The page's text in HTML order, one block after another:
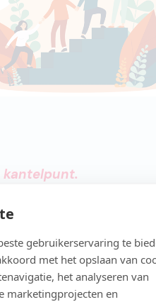
gebruikerservaring te
met het opslaan van
het analyseren van
marketingprojecten en
kantelpunt.
extra geluk."